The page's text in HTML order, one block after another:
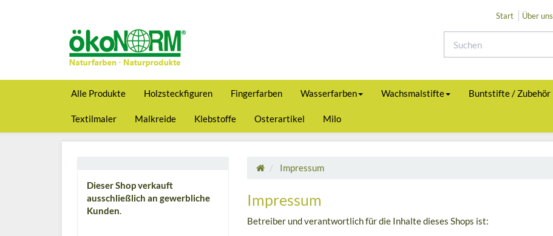
Start Über uns
Alle Produkte Holzsteckfiguren Fingerfarben Wasserfarben Wachsmalstifte Buntstifte / Zubehör
Textilmaler Malkreide Klebstoffe Osterartikel Milo
Impressum
Impressum
Betreiber und verantwortlich für die Inhalte dieses Shops ist:
Dieser Shop verkauft
ausschließlich an gewerbliche
Kunden.